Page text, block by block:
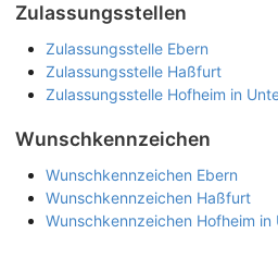
Zulassungsstellen
Zulassungsstelle Ebern
Zulassungsstelle Haßfurt
Zulassungsstelle Hofheim in
Wunschkennzeichen
Wunschkennzeichen Ebern
Wunschkennzeichen Haßfurt
Wunschkennzeichen Hofheim in